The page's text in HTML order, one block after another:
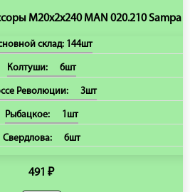
M20х2х240 MAN 020.210 Sampa
склад: 144шт
Колтуши: 6шт
Революции: 3шт
Рыбацкое: 1шт
Свердлова: 6шт
491 ₽